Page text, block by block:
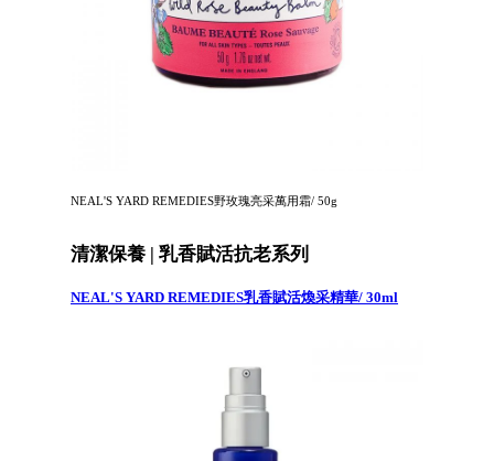
NEAL'S YARD REMEDIES野玫瑰亮采萬用霜/ 50g
清潔保養 | 乳香賦活抗老系列
NEAL'S YARD REMEDIES乳香賦活煥采精華/ 30ml